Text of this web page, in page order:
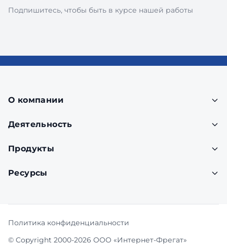
Подпишитесь, чтобы быть в курсе нашей работы
О компании
Деятельность
Продукты
Ресурсы
© Copyright 2000-2026 ООО «Интернет-Фрегат»
Политика конфиденциальности